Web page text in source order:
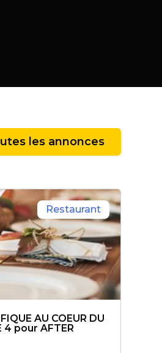
les annonces
Restaurant
AU COEUR DU
4 pour AFTER